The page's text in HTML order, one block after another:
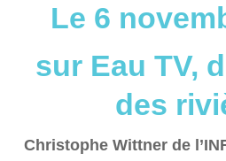
Le 6
sur Eau TV,
des
Christophe Wittner de